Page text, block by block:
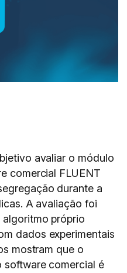
avaliar o módulo
comercial FLUENT
durante a
A avaliação foi
próprio
dados experimentais
mostram que o
comercial é